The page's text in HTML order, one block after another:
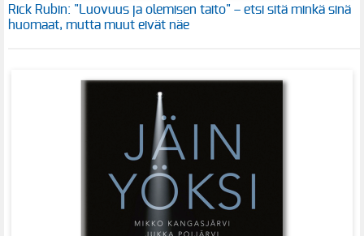
Rick Rubin: "Luovuus ja olemisen taito" – etsi sitä minkä sinä
huomaat, mutta muut eivät näe